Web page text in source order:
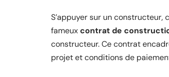
S’appuyer sur un constructeur,
fameuxcontrat de
constructeur. Ce contrat
projet et conditions de